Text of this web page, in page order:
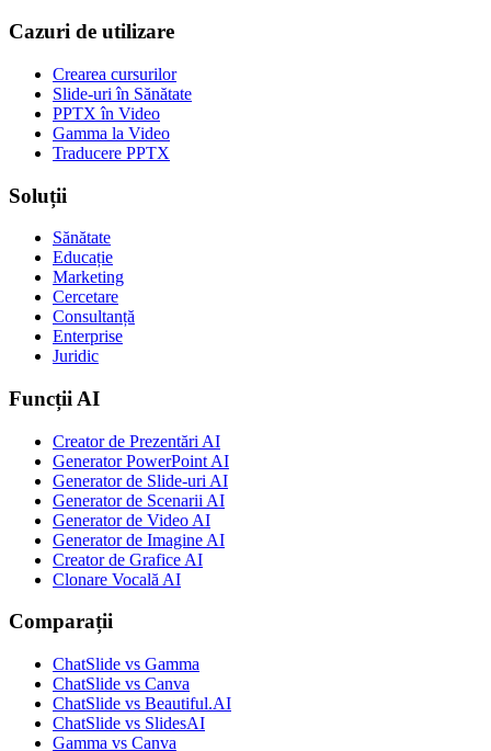
Cazuri de utilizare
Crearea cursurilor
Slide-uri în Sănătate
PPTX în Video
Gamma la Video
Traducere PPTX
Soluții
Sănătate
Educație
Marketing
Cercetare
Consultanță
Enterprise
Juridic
Funcții AI
Creator de Prezentări AI
Generator PowerPoint AI
Generator de Slide-uri AI
Generator de Scenarii AI
Generator de Video AI
Generator de Imagine AI
Creator de Grafice AI
Clonare Vocală AI
Comparații
ChatSlide vs Gamma
ChatSlide vs Canva
ChatSlide vs Beautiful.AI
ChatSlide vs SlidesAI
Gamma vs Canva